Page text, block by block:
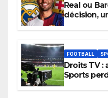
Real ou
décision,
FOOTBALL
Droits TV :
Sports